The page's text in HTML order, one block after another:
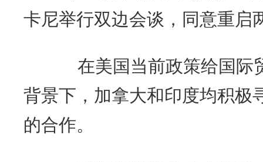
卡尼举行双边会谈，同意重启
在美国当前政策给国际
背景下，加拿大和印度均积极
的合作。